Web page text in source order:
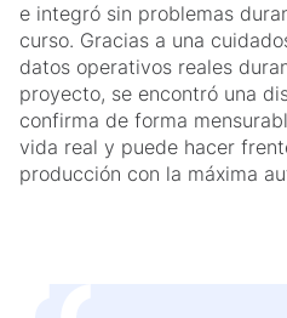
e integró sin problemas
curso. Gracias a una
datos operativos reales
proyecto, se encontró una
confirma de forma
vida real y puede hacer
producción con la máxima